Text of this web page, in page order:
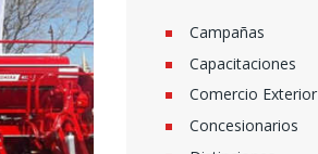
Campañas
Capacitaciones
Comercio Exterior
Concesionarios